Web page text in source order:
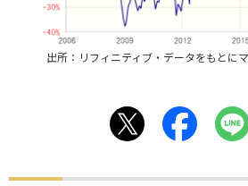
出所：リフィニティブ・データをもとに